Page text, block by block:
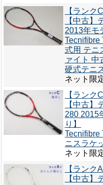
【ランクC
【中古】
2013年モ
Tecnifibre
式用 テニ
ァイト 中
硬式テニ
ネット限
【ランクC
【中古】
280 2015
り】
Tecnifibre
ニスラケ
ネット限
【ランク
【中古】